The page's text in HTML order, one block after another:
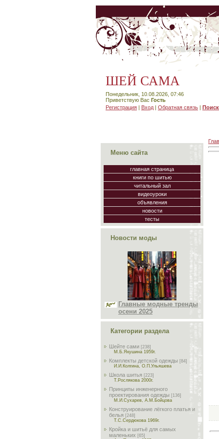
ШЕЙ САМА
Понедельник, 10.08.2026, 07:46
Приветствую Вас Гость
Регистрация | Вход | Обратная связь |
Меню сайта
главная страница
книги по шитью
читальный зал
видеоуроки
объявления
новости
тесты
Новости моды
Главные модные тренды
осени 2025
Категории раздела
Шейте сами [238]
М.Б.Якушина 1959г.
Комплекты детской одежды [84]
И.И.Колгина, О.П.Ульяшева
Школа шитья [223]
Т.Рослякова 2000г.
Принципы инженерного
проектирования одежды [136]
М.И.Сухарев, А.М.Бойцова
Конструирование лёгкого платья и
белья [248]
Т.С.Сердюкова 1969г.
Кройка и шитьё для самых
маленьких [65]